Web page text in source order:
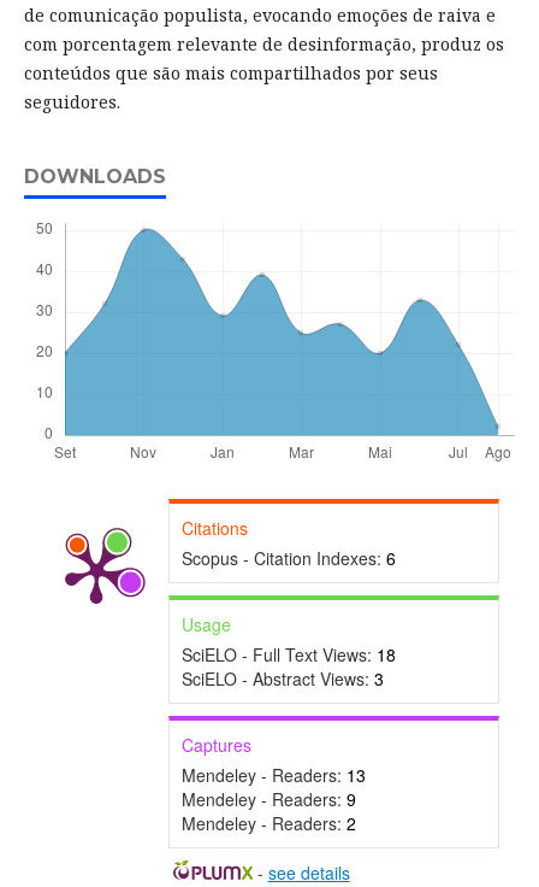
de comunicação populista, evocando emoções de raiva e
com porcentagem relevante de desinformação, produz os
conteúdos que são mais compartilhados por seus
seguidores.
DOWNLOADS
Citations
Scopus - Citation Indexes: 6
Usage
SciELO - Full Text Views: 18
SciELO - Abstract Views: 3
Captures
Mendeley - Readers: 13
Mendeley - Readers: 9
Mendeley - Readers: 2
- see details